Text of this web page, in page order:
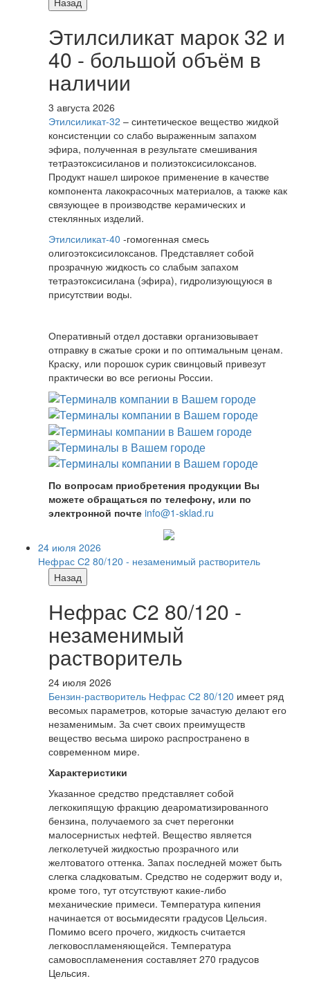
Этилсиликат марок 32 и
40 - большой объём в
наличии
3 августа 2026
Этилсиликат-32 – синтетическое вещество жидкой
консистенции со слабо выраженным запахом
эфира, полученная в результате смешивания
тетpаэтоксисиланов и полиэтоксисилоксанов.
Продукт нашел широкое применение в качестве
компонента лакокрасочных материалов, а также как
связующее в производстве керамических и
стеклянных изделий.
Этилсиликат-40 -гомогенная смесь
олигоэтоксисилоксанов. Представляет собой
прозрачную жидкость со слабым запахом
тетраэтоксисилана (эфира), гидролизующуюся в
присутствии воды.
Оперативный отдел доставки организовывает
отправку в сжатые сроки и по оптимальным ценам.
Краску, или порошок сурик свинцовый привезут
практически во все регионы России.
По вопросам приобретения продукции Вы
можете обращаться по телефону, или по
электронной почте info@1-sklad.ru
24 июля 2026
Нефрас С2 80/120 - незаменимый растворитель
Назад
Нефрас С2 80/120 -
незаменимый
растворитель
24 июля 2026
Бензин-растворитель Нефрас С2 80/120 имеет ряд
весомых параметров, которые зачастую делают его
незаменимым. За счет своих преимуществ
вещество весьма широко распространено в
современном мире.
Характеристики
Указанное средство представляет собой
легкокипящую фракцию деароматизированного
бензина, получаемого за счет перегонки
малосернистых нефтей. Вещество является
легколетучей жидкостью прозрачного или
желтоватого оттенка. Запах последней может быть
слегка сладковатым. Средство не содержит воду и,
кроме того, тут отсутствуют какие-либо
механические примеси. Температура кипения
начинается от восьмидесяти градусов Цельсия.
Помимо всего прочего, жидкость считается
легковоспламеняющейся. Температура
самовоспламенения составляет 270 градусов
Цельсия.